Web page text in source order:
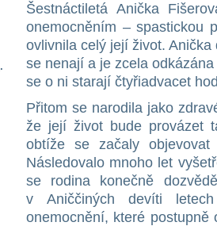
.
Šestnáctiletá Anička
onemocněním – spastickou
ovlivnila celý její život.
se nenají a je zcela
se o ni starají čtyřiadvacet
Přitom se narodila jako
že její život bude provázet
obtíže se začaly
Následovalo mnoho let
se rodina konečně
v Aniččiných devíti
onemocnění, které